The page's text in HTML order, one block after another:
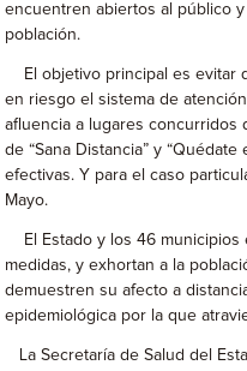
encuentren abiertos al público
población.
El objetivo principal es evitar
en riesgo el sistema de
afluencia a lugares concurridos
de “Sana Distancia” y
efectivas. Y para el caso
Mayo.
El Estado y los 46 municipios
medidas, y exhortan a la
demuestren su afecto a
epidemiológica por la que
La Secretaría de Salud del